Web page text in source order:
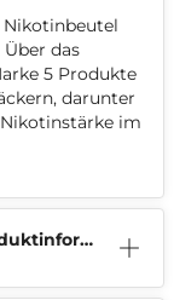
Nikotinbeutel
das
5 Produkte
darunter
im